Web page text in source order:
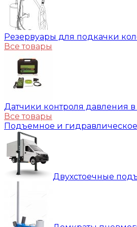
Резервуары для подкачки
Все товары
Датчики контроля давления
Все товары
Подъемное и
Двухстоечные